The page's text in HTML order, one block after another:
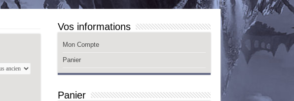
Vos informations
Mon Compte
Panier
Panier